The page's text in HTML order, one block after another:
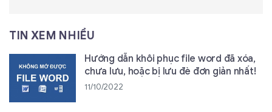
TIN XEM NHIỀU
Hướng dẫn khôi phục file word đã xóa,
chưa lưu, hoặc bị lưu đè đơn giản nhất!
11/10/2022